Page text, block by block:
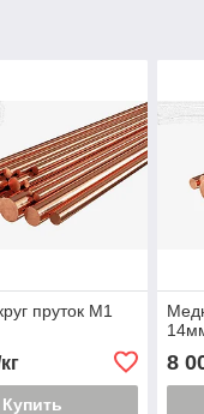
пруток М1
Купить
8